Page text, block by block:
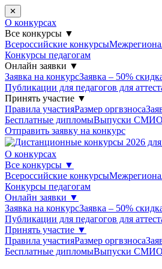
✕
О конкурсах
Все конкурсы ▼
Всероссийские конкурсы
Конкурсы педагогам
Онлайн заявки ▼
Заявка на конкурсЗаявка – 50%
Публикации для педагогов для
Принять участие ▼
Правила участияРазмер оргвзноса
Бесплатные дипломыВыпуски СМИ
Отправить заявку на конкурс
О конкурсах
Все конкурсы ▼
Всероссийские конкурсы
Конкурсы педагогам
Онлайн заявки ▼
Заявка на конкурсЗаявка – 50%
Публикации для педагогов для
Принять участие ▼
Правила участияРазмер оргвзноса
Бесплатные дипломыВыпуски СМИ